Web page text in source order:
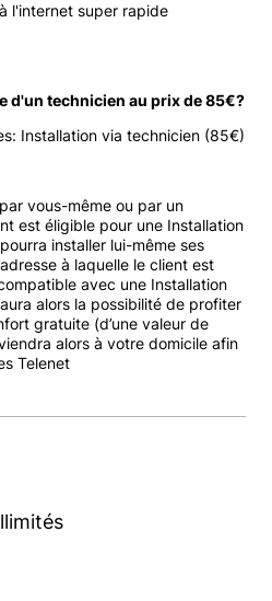
l'internet super rapide
d'un technicien au prix de 85€?
Installation via technicien (85€)
vous-même ou par un
est éligible pour une Installation
installer lui-même ses
à laquelle le client est
avec une Installation
alors la possibilité de profiter
gratuite (d’une valeur de
alors à votre domicile afin
Telenet